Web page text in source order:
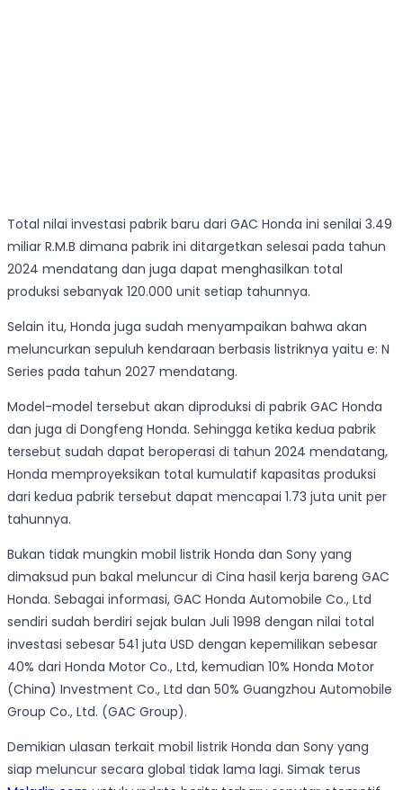
Total nilai investasi pabrik baru dari GAC Honda ini senilai 3.49
miliar R.M.B dimana pabrik ini ditargetkan selesai pada tahun
2024 mendatang dan juga dapat menghasilkan total
produksi sebanyak 120.000 unit setiap tahunnya.
Selain itu, Honda juga sudah menyampaikan bahwa akan
meluncurkan sepuluh kendaraan berbasis listriknya yaitu e: N
Series pada tahun 2027 mendatang.
Model-model tersebut akan diproduksi di pabrik GAC Honda
dan juga di Dongfeng Honda. Sehingga ketika kedua pabrik
tersebut sudah dapat beroperasi di tahun 2024 mendatang,
Honda memproyeksikan total kumulatif kapasitas produksi
dari kedua pabrik tersebut dapat mencapai 1.73 juta unit per
tahunnya.
Bukan tidak mungkin mobil listrik Honda dan Sony yang
dimaksud pun bakal meluncur di Cina hasil kerja bareng GAC
Honda. Sebagai informasi, GAC Honda Automobile Co., Ltd
sendiri sudah berdiri sejak bulan Juli 1998 dengan nilai total
investasi sebesar 541 juta USD dengan kepemilikan sebesar
40% dari Honda Motor Co., Ltd, kemudian 10% Honda Motor
(China) Investment Co., Ltd dan 50% Guangzhou Automobile
Group Co., Ltd. (GAC Group).
Demikian ulasan terkait mobil listrik Honda dan Sony yang
siap meluncur secara global tidak lama lagi. Simak terus